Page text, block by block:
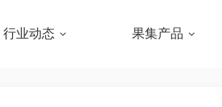
行业动态 果集产品